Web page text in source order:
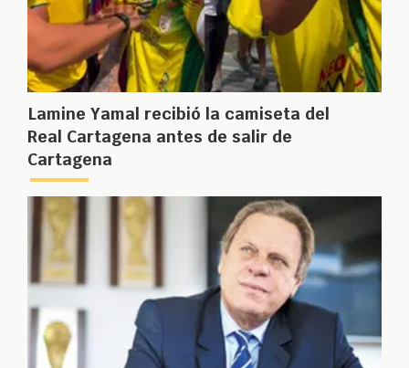
Lamine Yamal recibió la camiseta del
Real Cartagena antes de salir de
Cartagena